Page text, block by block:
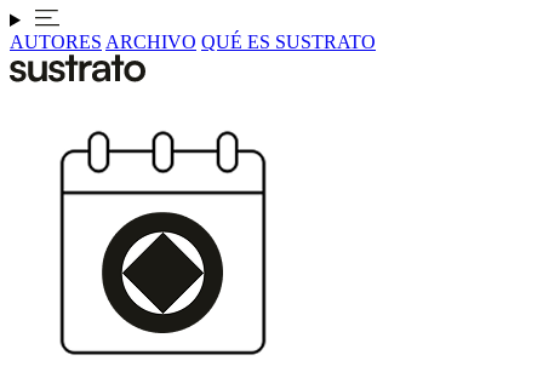
AUTORES ARCHIVO QUÉ ES SUSTRATO